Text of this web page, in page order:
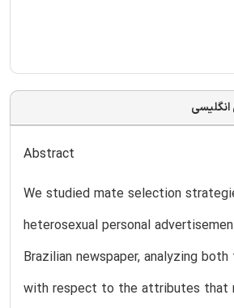
Abstract
We studied mate selection
heterosexual personal
Brazilian newspaper, analyzing
with respect to the attributes that